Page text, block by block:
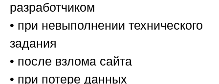
разработчиком
• при невыполнении технического
задания
• после взлома сайта
• при потере данных